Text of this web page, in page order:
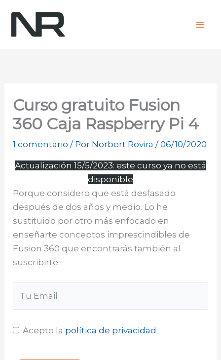
contenido
Curso gratuito Fusion
360 Caja Raspberry Pi 4
1 comentario / Por Norbert Rovira/06/10/2020
Actualización 15/5/2023: este curso ya no está
disponible
Porque considero que está desfasado
después de dos años y medio. Lo he
sustituido por otro más enfocado en
enseñarte conceptos imprescindibles de
Fusion 360 que encontrarás también al
suscribirte.
Acepto la política de privacidad .